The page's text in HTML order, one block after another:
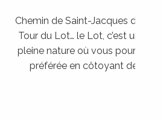
Chemin de Saint-Jacques de
Tour du Lot… le Lot, c’est une
pleine nature où vous pourrez
préférée en côtoyant des